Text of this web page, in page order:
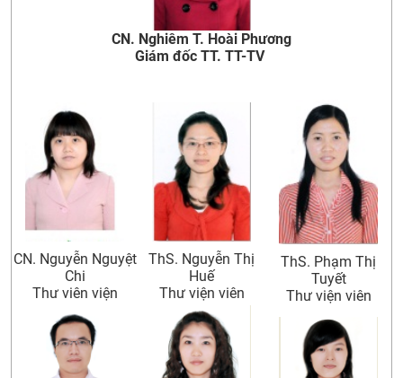
CN. Nghiêm T. Hoài Phương
Giám đốc TT. TT-TV
CN. Nguyễn Nguyệt
Chi
Thư viên viện
ThS. Nguyễn Thị
Huế
Thư viện viên
ThS. Phạm Thị
Tuyết
Thư viện viên